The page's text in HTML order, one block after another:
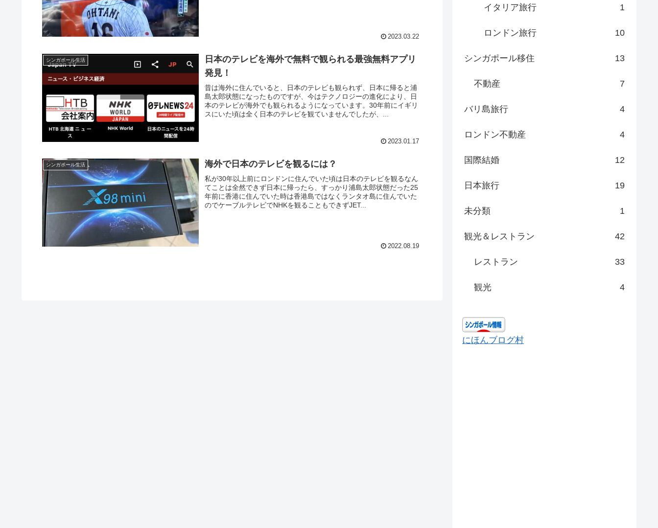
2023.03.22
シンガポール生活
日本のテレビを海外で無料で観られる最強無料アプリ
発見！
昔は海外に住んでいると、日本のテレビも観られず、日本に帰ると浦
島太郎状態になったものですが、今はテクノロジーの進化により、日
本のテレビが海外でも観られるようになっています。30年前にイギリ
スにいた頃は全く日本のテレビを観ていませんでしたが、...
2023.01.17
シンガポール生活 海外で日本のテレビを観るには？
私が30年以上前にロンドンに住んでいた頃は日本のテレビを観るなん
てことは全然できず日本に帰ったら、すっかり浦島太郎状態だった25
年前に香港に住んでいた時は香港島ではなくランタオ島に住んでいた
のでケーブルテレビでNHKを観ることもできずJET...
2022.08.19
イタリア旅行 1
ロンドン旅行 10
シンガポール移住 13
不動産 7
バリ島旅行 4
ロンドン不動産 4
国際結婚 12
日本旅行 19
未分類 1
観光＆レストラン 42
レストラン 33
観光 4
にほんブログ村